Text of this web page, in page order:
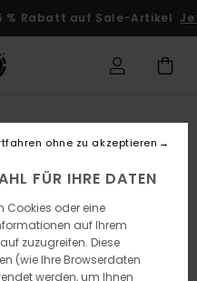
% Rabatt auf Sale-Artikel
FÜR IHRE DATEN
Cookies oder eine
auf Ihrem
zuzugreifen. Diese
(wie Ihre Browserdaten
werden, um Ihnen
ohne zu akzeptieren